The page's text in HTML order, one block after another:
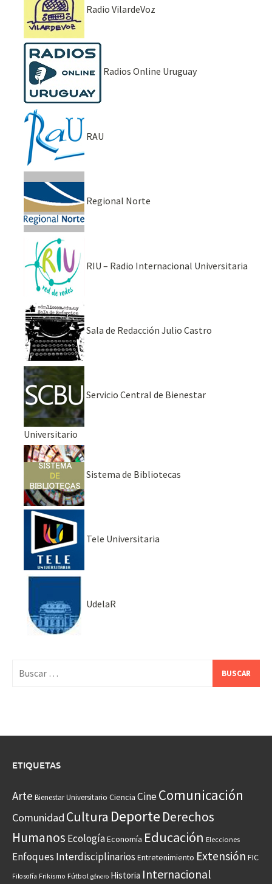
Radio VilardeVoz
Radios Online Uruguay
RAU
Regional Norte
RIU – Radio Internacional Universitaria
Sala de Redacción Julio Castro
Servicio Central de Bienestar
Universitario
Sistema de Bibliotecas
Tele Universitaria
UdelaR
ETIQUETAS
Arte Bienestar Universitario Ciencia CineComunicación
Comunidad Cultura Deporte Derechos
Humanos EcologíaEconomía Educación Elecciones
Enfoques Interdisciplinarios Entretenimiento Extensión FIC
Filosofía Frikismo Fútbol género Historia Internacional